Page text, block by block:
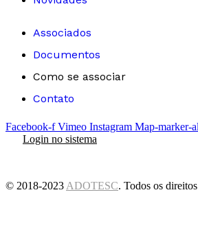
Associados
Documentos
Como se associar
Contato
Facebook-f Vimeo Instagram Map-marker-
Login no sistema
© 2018-2023 ADOTESC. Todos os